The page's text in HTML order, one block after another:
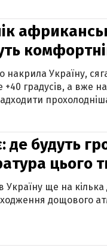
Україну,
градусів, а вже
де будуть
цього
Україну ще на
дощового